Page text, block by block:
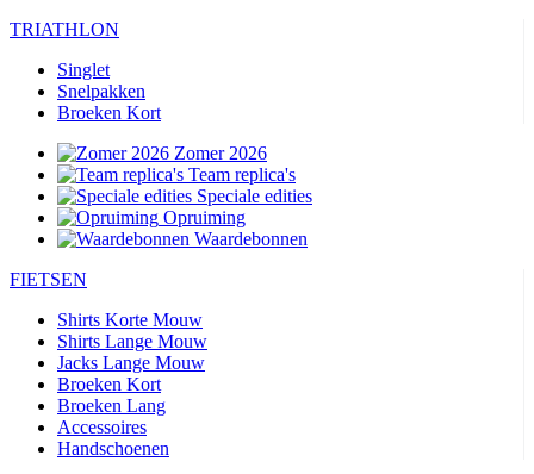
TRIATHLON
Singlet
Snelpakken
Broeken Kort
Zomer 2026
Team replica's
Speciale edities
Opruiming
Waardebonnen
FIETSEN
Shirts Korte Mouw
Shirts Lange Mouw
Jacks Lange Mouw
Broeken Kort
Broeken Lang
Accessoires
Handschoenen